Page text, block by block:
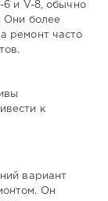
6 и V-8, обычно
Они более
ремонт часто
к
вариант
Он